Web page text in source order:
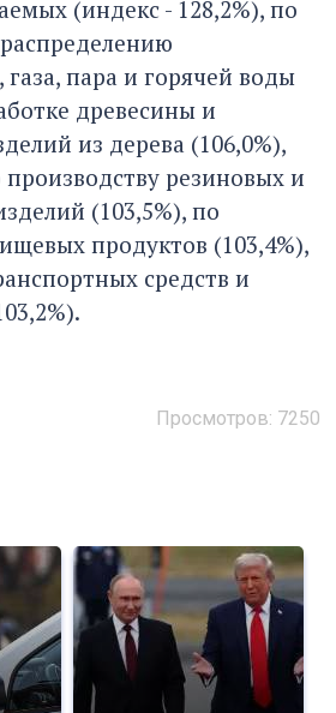
(индекс - 128,2%), по
газа, пара и горячей воды
древесины и
из дерева (106,0%),
резиновых и
(103,5%), по
продуктов (103,4%),
средств и
Просмотров: 7250